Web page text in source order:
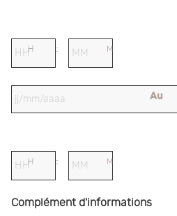
H M
Au
H M
Complément d'informations